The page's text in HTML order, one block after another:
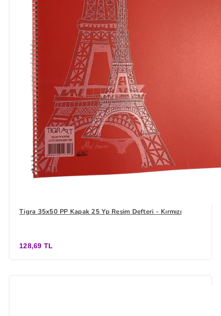
Tigra 35x50 PP Kapak 25 Yp Resim Defteri - Kırmızı
128,69 TL